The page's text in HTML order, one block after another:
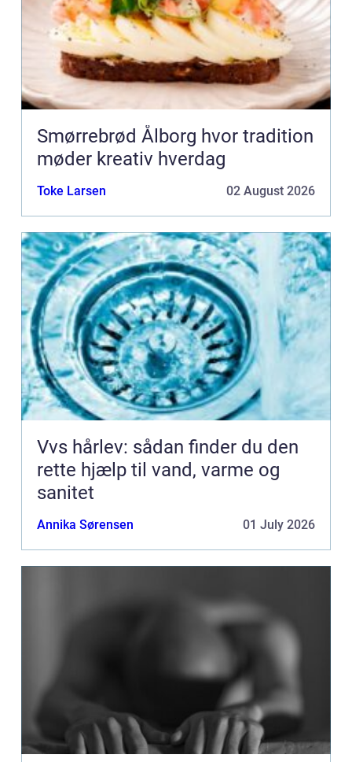
Smørrebrød Ålborg hvor tradition
møder kreativ hverdag
Toke Larsen 02 August 2026
Vvs hårlev: sådan finder du den
rette hjælp til vand, varme og
sanitet
Annika Sørensen 01 July 2026